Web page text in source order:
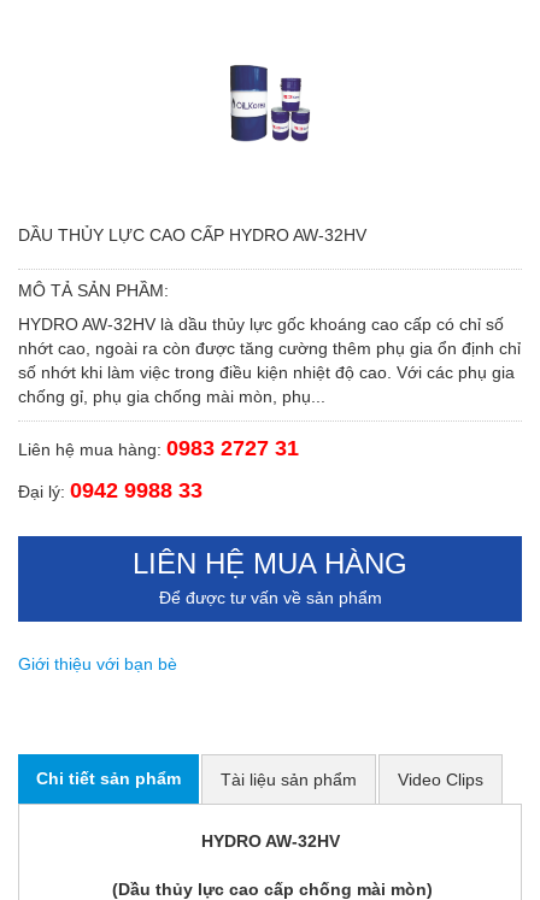
DẦU THỦY LỰC CAO CẤP HYDRO AW-32HV
MÔ TẢ SẢN PHẦM:
HYDRO AW-32HV là dầu thủy lực gốc khoáng cao cấp có chỉ số
nhớt cao, ngoài ra còn được tăng cường thêm phụ gia ổn định chỉ
số nhớt khi làm việc trong điều kiện nhiệt độ cao. Với các phụ gia
chống gỉ, phụ gia chống mài mòn, phụ...
Liên hệ mua hàng: 0983 2727 31
Đại lý: 0942 9988 33
LIÊN HỆ MUA HÀNG
Để được tư vấn về sản phẩm
Giới thiệu với bạn bè
Chi tiết sản phẩm Tài liệu sản phẩm Video Clips
HYDRO AW-32HV
(Dầu thủy lực cao cấp chống mài mòn)